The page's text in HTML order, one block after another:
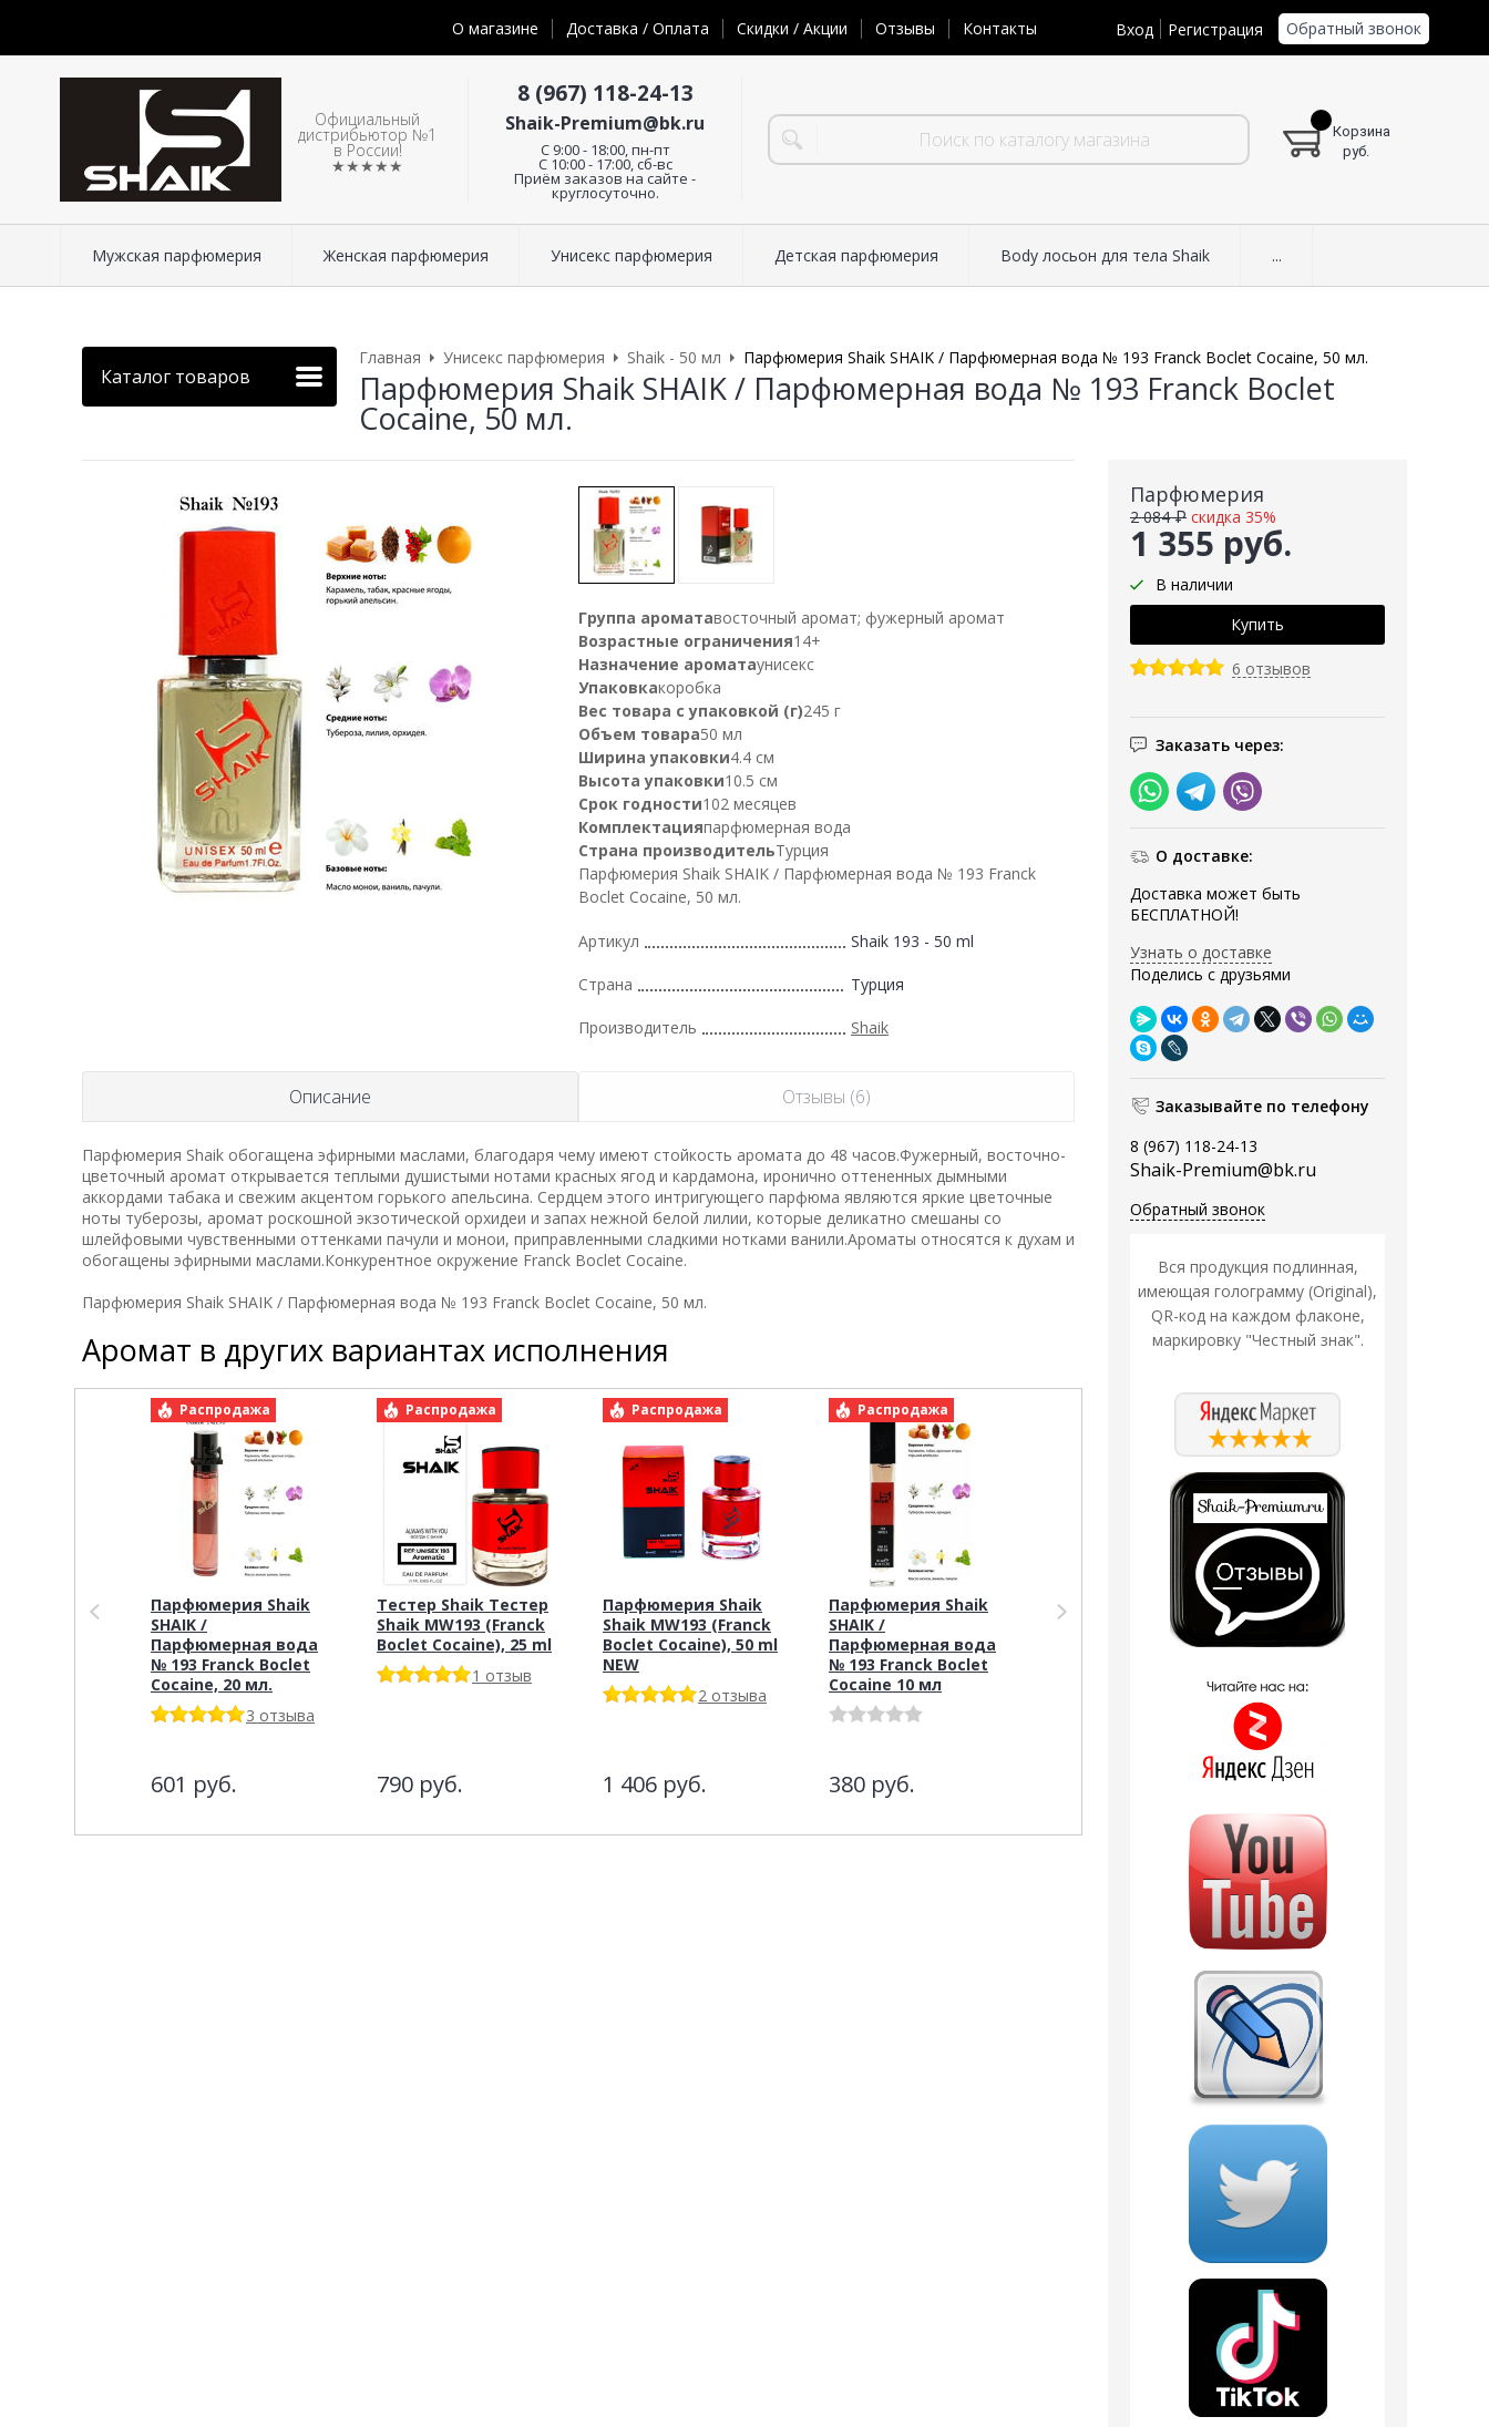
О магазине Доставка / Оплата Скидки / Акции Отзывы Контакты Вход Регистрация Обратный звонок
Официальный
дистрибьютор №1
в России!
★★★★★
8 (967) 118-24-13
Shaik-Premium@bk.ru
C 9:00 - 18:00, пн-пт
С 10:00 - 17:00, сб-вс
Приём заказов на сайте -
круглосуточно.
Корзина
руб.
Мужская парфюмерия Женская парфюмерия Унисекс парфюмерия Детская парфюмерия Body лосьон для тела Shaik ...
Каталог товаров
Главная Унисекс парфюмерия Shaik - 50 мл Парфюмерия Shaik SHAIK / Парфюмерная вода № 193 Franck Boclet Cocaine, 50 мл.
Парфюмерия Shaik SHAIK / Парфюмерная вода № 193 Franck Boclet
Cocaine, 50 мл.
Парфюмерия
1 355 руб.
2 084 ₽ скидка 35%
В наличии
6 отзывов
Заказать через:
О доставке:
Доставка может быть
БЕСПЛАТНОЙ!
Узнать о доставке
Поделись с друзьями
Заказывайте по телефону
8 (967) 118-24-13
Shaik-Premium@bk.ru
Обратный звонок
Вся продукция подлинная,
имеющая голограмму (Original),
QR-код на каждом флаконе,
маркировку "Честный знак".
Группа ароматавосточный аромат; фужерный аромат
Возрастные ограничения14+
Назначение ароматаунисекс
Упаковкакоробка
Вес товара с упаковкой (г)245 г
Объем товара50 мл
Ширина упаковки4.4 см
Высота упаковки10.5 см
Срок годности102 месяцев
Комплектацияпарфюмерная вода
Страна производительТурция
Парфюмерия Shaik SHAIK / Парфюмерная вода № 193 Franck
Boclet Cocaine, 50 мл.
Артикул Shaik 193 - 50 ml
Страна Турция
Производитель Shaik
Описание Отзывы (6)
Парфюмерия Shaik обогащена эфирными маслами, благодаря чему имеют стойкость аромата до 48 часов.Фужерный, восточно-
цветочный аромат открывается теплыми душистыми нотами красных ягод и кардамона, иронично оттененных дымными
аккордами табака и свежим акцентом горького апельсина. Сердцем этого интригующего парфюма являются яркие цветочные
ноты туберозы, аромат роскошной экзотической орхидеи и запах нежной белой лилии, которые деликатно смешаны со
шлейфовыми чувственными оттенками пачули и монои, приправленными сладкими нотками ванили.Ароматы относятся к духам и
обогащены эфирными маслами.Конкурентное окружение Franck Boclet Cocaine.
Парфюмерия Shaik SHAIK / Парфюмерная вода № 193 Franck Boclet Cocaine, 50 мл.
Аромат в других вариантах исполнения
Распродажа
Парфюмерия Shaik
SHAIK /
Парфюмерная вода
№ 193 Franck Boclet
Cocaine, 20 мл.
3 отзыва
601 руб.
Распродажа
Тестер Shaik Тестер
Shaik MW193 (Franck
Boclet Cocaine), 25 ml
1 отзыв
790 руб.
Распродажа
Парфюмерия Shaik
Shaik MW193 (Franck
Boclet Cocaine), 50 ml
NEW
2 отзыва
1 406 руб.
Распродажа
Парфюмерия Shaik
SHAIK /
Парфюмерная вода
№ 193 Franck Boclet
Cocaine 10 мл
380 руб.
Парфюмерия
Clive&Keira
№2012 Franck Boclet
Распродажа
Парфюмерия
Clive&Keira
Clive&Keira /
2052 Franck Boclet
1 255